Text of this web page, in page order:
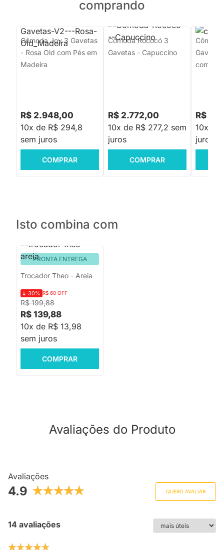
comprando
Cômoda Joy 3 Gavetas
- Rosa Old com Pés em
Madeira
R$ 2.948,00
10x de R$ 294,8
sem juros
COMPRAR
Cômoda Rococó 3
Gavetas - Capuccino
R$ 2.772,00
10x de R$ 277,2 sem
juros
COMPRAR
com
R$
10x de
juros
Isto combina com
PRONTA ENTREGA
Trocador Theo - Areia
R$ 199,88
-30% R$ 60 OFF
R$ 139,88
10x de R$ 13,98
sem juros
COMPRAR
Avaliações do Produto
Avaliações
4.9 QUERO AVALIAR
14 avaliações